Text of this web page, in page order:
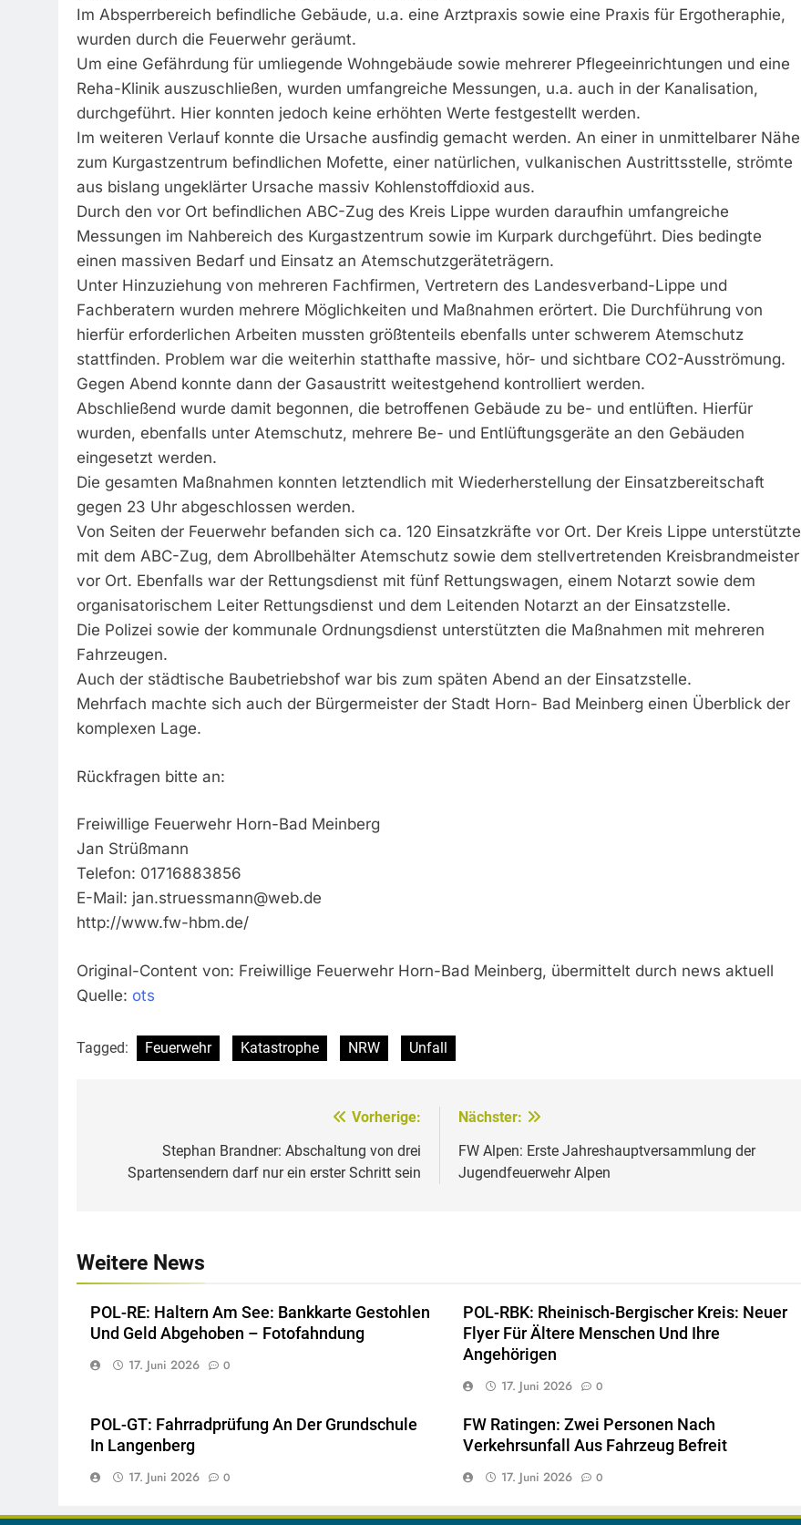
Im Absperrbereich befindliche Gebäude, u.a. eine Arztpraxis sowie eine Praxis für Ergotheraphie,
wurden durch die Feuerwehr geräumt.
Um eine Gefährdung für umliegende Wohngebäude sowie mehrerer Pflegeeinrichtungen und eine
Reha-Klinik auszuschließen, wurden umfangreiche Messungen, u.a. auch in der Kanalisation,
durchgeführt. Hier konnten jedoch keine erhöhten Werte festgestellt werden.
Im weiteren Verlauf konnte die Ursache ausfindig gemacht werden. An einer in unmittelbarer Nähe
zum Kurgastzentrum befindlichen Mofette, einer natürlichen, vulkanischen Austrittsstelle, strömte
aus bislang ungeklärter Ursache massiv Kohlenstoffdioxid aus.
Durch den vor Ort befindlichen ABC-Zug des Kreis Lippe wurden daraufhin umfangreiche
Messungen im Nahbereich des Kurgastzentrum sowie im Kurpark durchgeführt. Dies bedingte
einen massiven Bedarf und Einsatz an Atemschutzgeräteträgern.
Unter Hinzuziehung von mehreren Fachfirmen, Vertretern des Landesverband-Lippe und
Fachberatern wurden mehrere Möglichkeiten und Maßnahmen erörtert. Die Durchführung von
hierfür erforderlichen Arbeiten mussten größtenteils ebenfalls unter schwerem Atemschutz
stattfinden. Problem war die weiterhin statthafte massive, hör- und sichtbare CO2-Ausströmung.
Gegen Abend konnte dann der Gasaustritt weitestgehend kontrolliert werden.
Abschließend wurde damit begonnen, die betroffenen Gebäude zu be- und entlüften. Hierfür
wurden, ebenfalls unter Atemschutz, mehrere Be- und Entlüftungsgeräte an den Gebäuden
eingesetzt werden.
Die gesamten Maßnahmen konnten letztendlich mit Wiederherstellung der Einsatzbereitschaft
gegen 23 Uhr abgeschlossen werden.
Von Seiten der Feuerwehr befanden sich ca. 120 Einsatzkräfte vor Ort. Der Kreis Lippe unterstützte
mit dem ABC-Zug, dem Abrollbehälter Atemschutz sowie dem stellvertretenden Kreisbrandmeister
vor Ort. Ebenfalls war der Rettungsdienst mit fünf Rettungswagen, einem Notarzt sowie dem
organisatorischem Leiter Rettungsdienst und dem Leitenden Notarzt an der Einsatzstelle.
Die Polizei sowie der kommunale Ordnungsdienst unterstützten die Maßnahmen mit mehreren
Fahrzeugen.
Auch der städtische Baubetriebshof war bis zum späten Abend an der Einsatzstelle.
Mehrfach machte sich auch der Bürgermeister der Stadt Horn- Bad Meinberg einen Überblick der
komplexen Lage.
Rückfragen bitte an:
Freiwillige Feuerwehr Horn-Bad Meinberg
Jan Strüßmann
Telefon: 01716883856
E-Mail: jan.struessmann@web.de
http://www.fw-hbm.de/
Original-Content von: Freiwillige Feuerwehr Horn-Bad Meinberg, übermittelt durch news aktuell
Quelle: ots
Tagged: Feuerwehr Katastrophe NRW Unfall
Vorherige:
Stephan Brandner: Abschaltung von drei
Spartensendern darf nur ein erster Schritt sein
Nächster:
FW Alpen: Erste Jahreshauptversammlung der
Jugendfeuerwehr Alpen
Weitere News
POL-RE: Haltern Am See: Bankkarte Gestohlen
Und Geld Abgehoben – Fotofahndung
17. Juni 2026 0
POL-RBK: Rheinisch-Bergischer Kreis: Neuer
Flyer Für Ältere Menschen Und Ihre
Angehörigen
17. Juni 2026 0
POL-GT: Fahrradprüfung An Der Grundschule
In Langenberg
17. Juni 2026 0
FW Ratingen: Zwei Personen Nach
Verkehrsunfall Aus Fahrzeug Befreit
17. Juni 2026 0